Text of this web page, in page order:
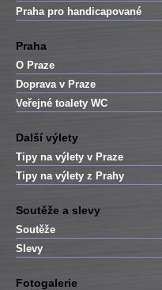
Praha pro handicapované
Praha
O Praze
Doprava v Praze
Veřejné toalety WC
Další výlety
Tipy na výlety v Praze
Tipy na výlety z Prahy
Soutěže a slevy
Soutěže
Slevy
Fotogalerie